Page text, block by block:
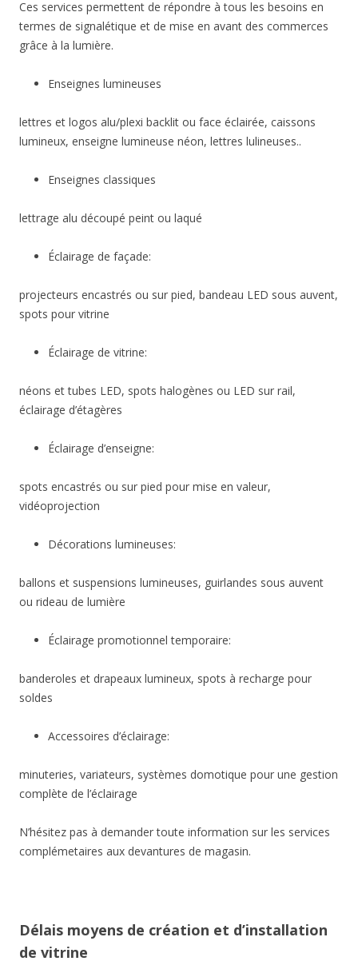
Ces services permettent de répondre à tous les besoins en
termes de signalétique et de mise en avant des commerces
grâce à la lumière.
Enseignes lumineuses
lettres et logos alu/plexi backlit ou face éclairée, caissons
lumineux, enseigne lumineuse néon, lettres lulineuses..
Enseignes classiques
lettrage alu découpé peint ou laqué
Éclairage de façade:
projecteurs encastrés ou sur pied, bandeau LED sous auvent,
spots pour vitrine
Éclairage de vitrine:
néons et tubes LED, spots halogènes ou LED sur rail,
éclairage d’étagères
Éclairage d’enseigne:
spots encastrés ou sur pied pour mise en valeur,
vidéoprojection
Décorations lumineuses:
ballons et suspensions lumineuses, guirlandes sous auvent
ou rideau de lumière
Éclairage promotionnel temporaire:
banderoles et drapeaux lumineux, spots à recharge pour
soldes
Accessoires d’éclairage:
minuteries, variateurs, systèmes domotique pour une gestion
complète de l’éclairage
N’hésitez pas à demander toute information sur les services
complémetaires aux devantures de magasin.
Délais moyens de création et d’installation
de vitrine